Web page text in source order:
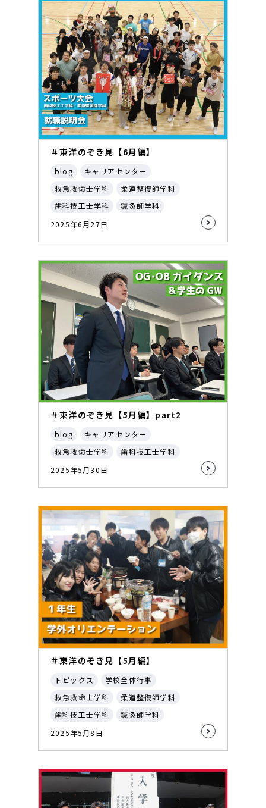
＃東洋のぞき見【6月編】
blog
キャリアセンター
救急救命士学科
柔道整復師学科
歯科技工士学科
鍼灸師学科
2025年6月27日
＃東洋のぞき見【5月編】part2
blog
キャリアセンター
救急救命士学科
歯科技工士学科
2025年5月30日
＃東洋のぞき見【5月編】
トピックス
学校全体行事
救急救命士学科
柔道整復師学科
歯科技工士学科
鍼灸師学科
2025年5月8日